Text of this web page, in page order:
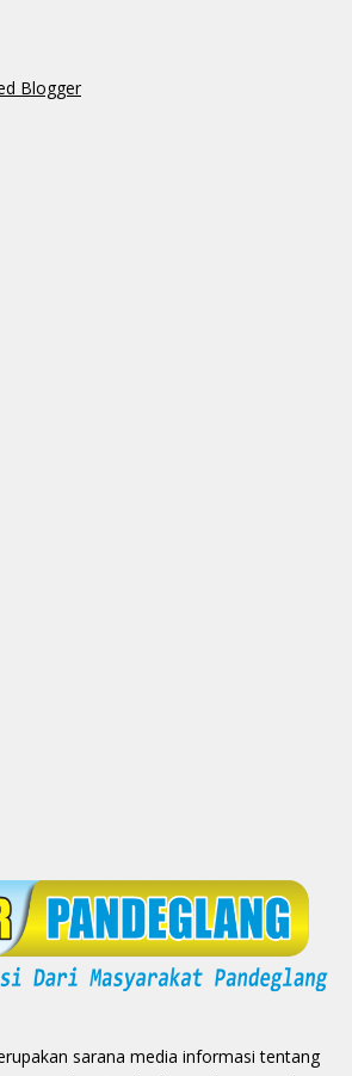
sarana media informasi tentang